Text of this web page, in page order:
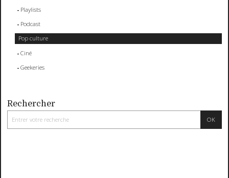
Playlists
Podcast
Pop culture
Ciné
Geekeries
Rechercher